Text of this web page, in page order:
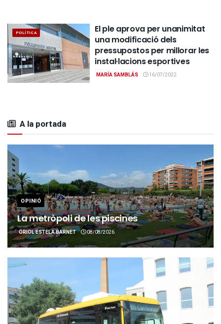
POLÍTICA
El ple aprova per unanimitat
una modificació dels
pressupostos per millorar les
instal·lacions esportives
MARÍA SAMBLÁS 16/07/2022
A la portada
OPINIÓ
La metròpoli de les piscines
ORIOL ESTELA BARNET 08/08/2026